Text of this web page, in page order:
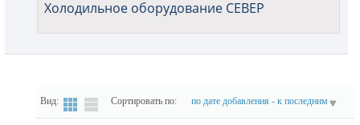
Холодильное оборудование СЕВЕР
Вид: Сортировать по: по дате добавления - к последним